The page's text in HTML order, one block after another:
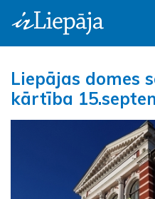
Liepājas domes
kārtība